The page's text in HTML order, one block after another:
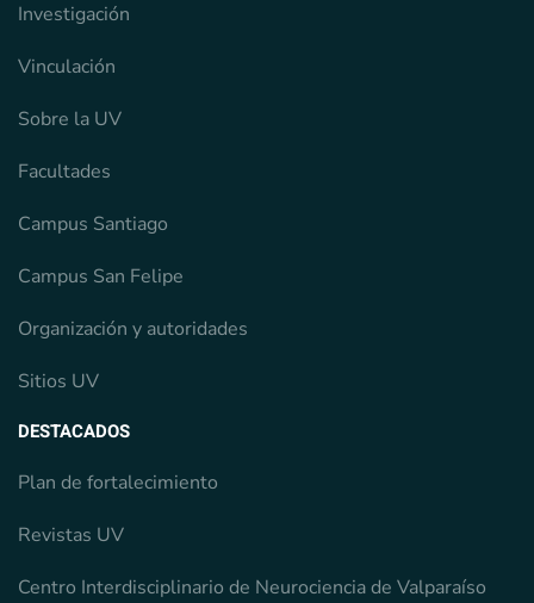
Investigación
Vinculación
Sobre la UV
Facultades
Campus Santiago
Campus San Felipe
Organización y autoridades
Sitios UV
DESTACADOS
Plan de fortalecimiento
Revistas UV
Centro Interdisciplinario de Neurociencia de Valparaíso